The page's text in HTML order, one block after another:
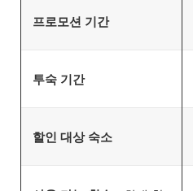
프로모션 기간
투숙 기간
할인 대상 숙소